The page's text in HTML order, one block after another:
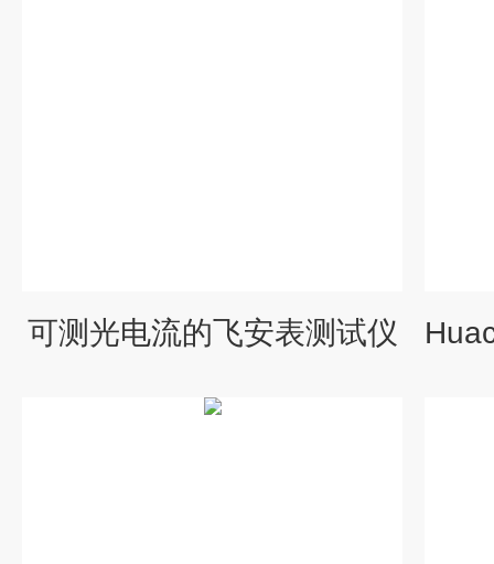
可测光电流的飞安表测试仪